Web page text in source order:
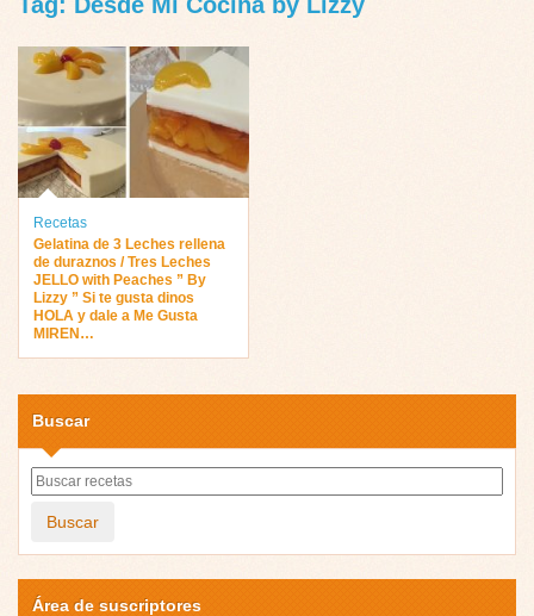
Recetas
Gelatina de 3 Leches rellena
de duraznos / Tres Leches
JELLO with Peaches ” By
Lizzy ” Si te gusta dinos
HOLA y dale a Me Gusta
MIREN…
Buscar
Buscar
Área de suscriptores